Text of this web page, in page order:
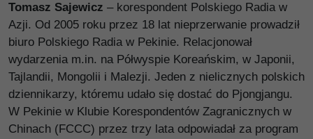
Tomasz Sajewicz – korespondent Polskiego Radia w
Azji. Od 2005 roku przez 18 lat nieprzerwanie prowadził
biuro Polskiego Radia w Pekinie. Relacjonował
wydarzenia m.in. na Półwyspie Koreańskim, w Japonii,
Tajlandii, Mongolii i Malezji. Jeden z nielicznych polskich
dziennikarzy, któremu udało się dostać do Pjongjangu.
W Pekinie w Klubie Korespondentów Zagranicznych w
Chinach (FCCC) przez trzy lata odpowiadał za program